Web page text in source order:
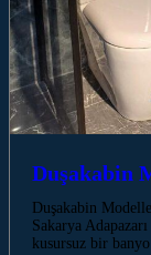
Duşakabin
Duşakabin
Sakarya
kusursuz bir